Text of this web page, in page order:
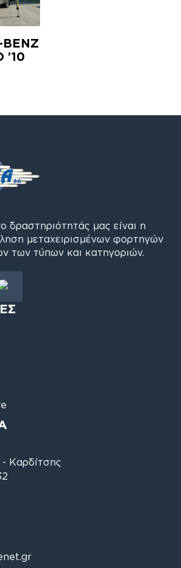
BENZ
’10
δραστηριότητάς μας είναι η
μεταχειρισμένων φορτηγών
των τύπων και κατηγοριών.
Καρδίτσης